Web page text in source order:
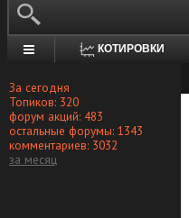
КОТИРОВКИ
За сегодня
Топиков: 320
форум акций: 483
остальные форумы: 1343
комментариев: 3032
за месяц